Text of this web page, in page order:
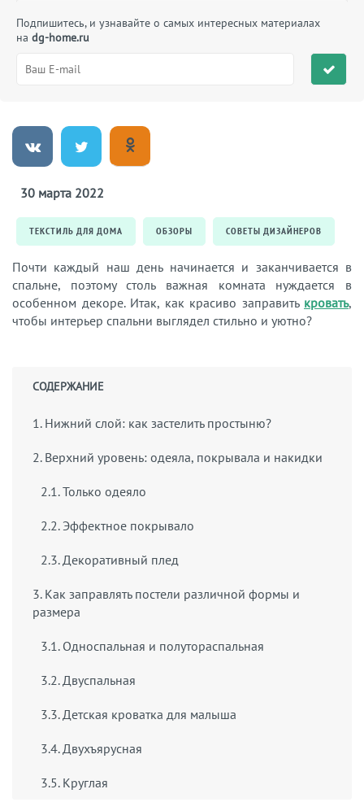
Подпишитесь, и узнавайте о самых интересных материалах
на dg-home.ru
30 марта 2022
ТЕКСТИЛЬ ДЛЯ ДОМА ОБЗОРЫ СОВЕТЫ ДИЗАЙНЕРОВ
Почти каждый наш день начинается и заканчивается в
спальне, поэтому столь важная комната нуждается в
особенном декоре. Итак, как красиво заправить кровать,
чтобы интерьер спальни выглядел стильно и уютно?
СОДЕРЖАНИЕ
1. Нижний слой: как застелить простыню?
2. Верхний уровень: одеяла, покрывала и накидки
2.1. Только одеяло
2.2. Эффектное покрывало
2.3. Декоративный плед
3. Как заправлять постели различной формы и
размера
3.1. Односпальная и полутораспальная
3.2. Двуспальная
3.3. Детская кроватка для малыша
3.4. Двухъярусная
3.5. Круглая